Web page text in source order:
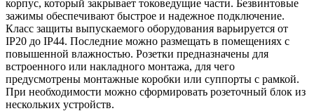
корпус, который закрывает токоведущие части. Безвинтовые
зажимы обеспечивают быстрое и надежное подключение.
Класс защиты выпускаемого оборудования варьируется от
IP20 до IP44. Последние можно размещать в помещениях с
повышенной влажностью. Розетки предназначены для
встроенного или накладного монтажа, для чего
предусмотрены монтажные коробки или суппорты с рамкой.
При необходимости можно сформировать розеточный блок из
нескольких устройств.